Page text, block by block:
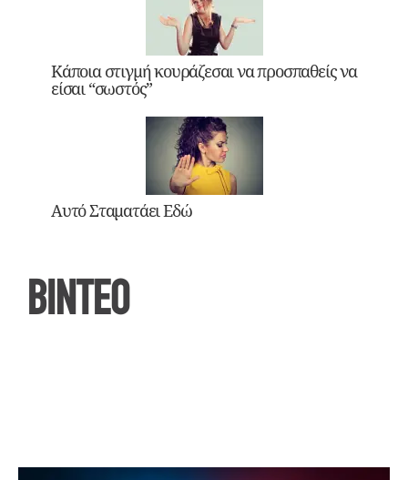
Κάποια στιγμή κουράζεσαι να προσπαθείς να
είσαι “σωστός”
Αυτό Σταματάει Εδώ
ΒΙΝΤΕΟ